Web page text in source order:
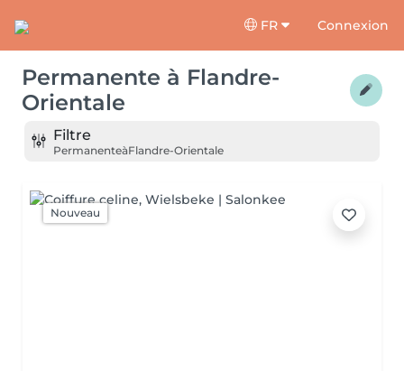
FR Connexion
Permanente à Flandre-
Orientale
Filtre
PermanenteàFlandre-Orientale
Nouveau